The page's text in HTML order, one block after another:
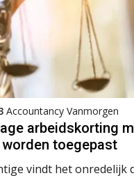
Accountancy Vanmorgen
arbeidskorting
toegepast
vindt het onredelijk
Verstoorde arbeidsrelatie
ontslaggrond: zo begeleid
Duizenden Nederlanders in
door Amerikaanse
Het functiegemak van de
adviezen over en aangiften
en schenkbelasting.
Zomer. Tijd om je